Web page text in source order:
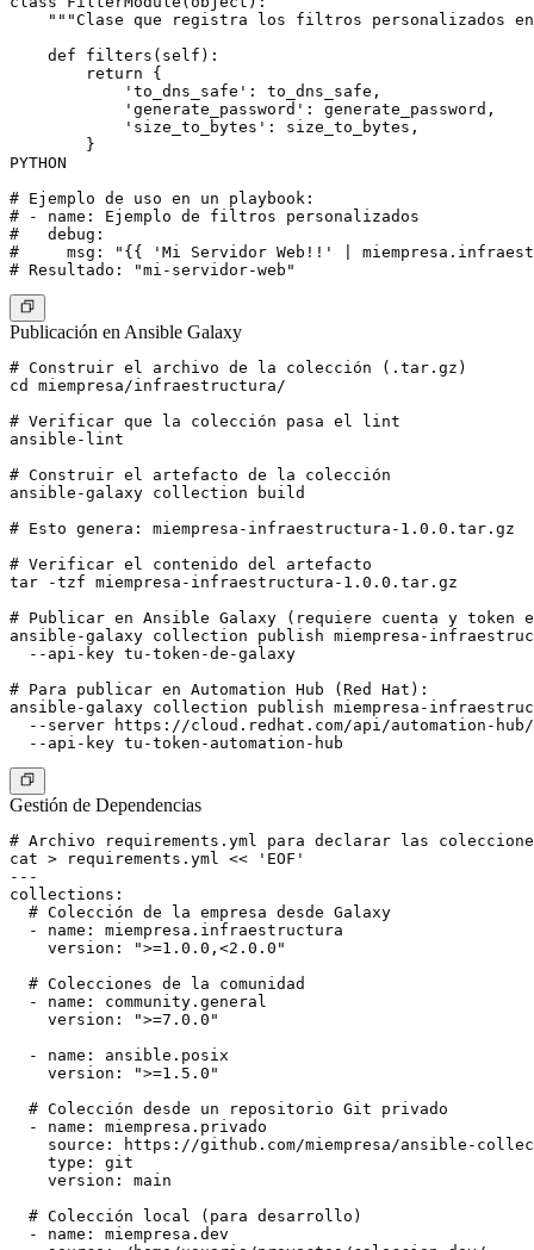
"""Clase que registra los filtros personalizados
    def filters(self):
        return {
            'to_dns_safe': to_dns_safe,
            'generate_password': generate_password,
            'size_to_bytes': size_to_bytes,
        }
PYTHON
# Ejemplo de uso en un playbook:
# - name: Ejemplo de filtros personalizados
#   debug:
#     msg: "{{ 'Mi Servidor Web!!' |
Publicación en Ansible Galaxy
# Construir el archivo de la colección (.tar.gz)
cd miempresa/infraestructura/
# Verificar que la colección pasa el lint
ansible-lint
# Construir el artefacto de la colección
ansible-galaxy collection build
# Esto genera: miempresa-infraestructura-1.0.0.tar.gz
# Verificar el contenido del artefacto
tar -tzf miempresa-infraestructura-1.0.0.tar.gz
# Publicar en Ansible Galaxy (requiere cuenta y token
ansible-galaxy collection publish miempresa-
  --api-key tu-token-de-galaxy
# Para publicar en Automation Hub (Red Hat):
ansible-galaxy collection publish miempresa-
--server https://cloud.redhat.com/api/automation-
Gestión de Dependencias
# Archivo requirements.yml para declarar las
cat > requirements.yml << 'EOF'
---
collections:
  # Colección de la empresa desde Galaxy
  - name: miempresa.infraestructura
    version: ">=1.0.0,<2.0.0"
  # Colecciones de la comunidad
  - name: community.general
    version: ">=7.0.0"
  - name: ansible.posix
    version: ">=1.5.0"
  # Colección desde un repositorio Git privado
  - name: miempresa.privado
source: https://github.com/miempresa/ansible-
    type: git
    version: main
  # Colección local (para desarrollo)
  - name: miempresa.dev